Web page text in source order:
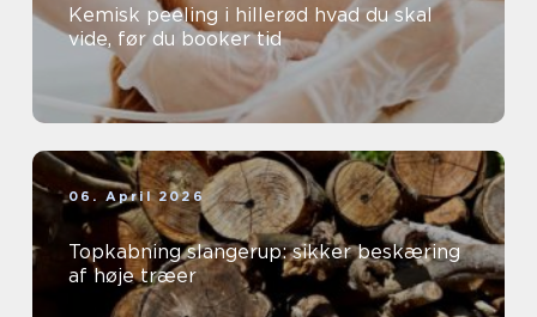
Kemisk peeling i hillerød hvad du skal
vide, før du booker tid
06. April 2026
Topkabning slangerup: sikker beskæring
af høje træer